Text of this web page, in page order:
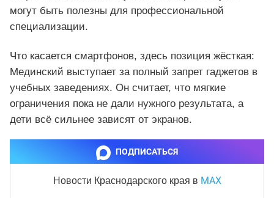
могут быть полезны для профессиональной
специализации.
Что касается смартфонов, здесь позиция жёсткая:
Мединский выступает за полный запрет гаджетов в
учебных заведениях. Он считает, что мягкие
ограничения пока не дали нужного результата, а
дети всё сильнее зависят от экранов.
ПОДПИСАТЬСЯ
Новости Краснодарского края в MAX